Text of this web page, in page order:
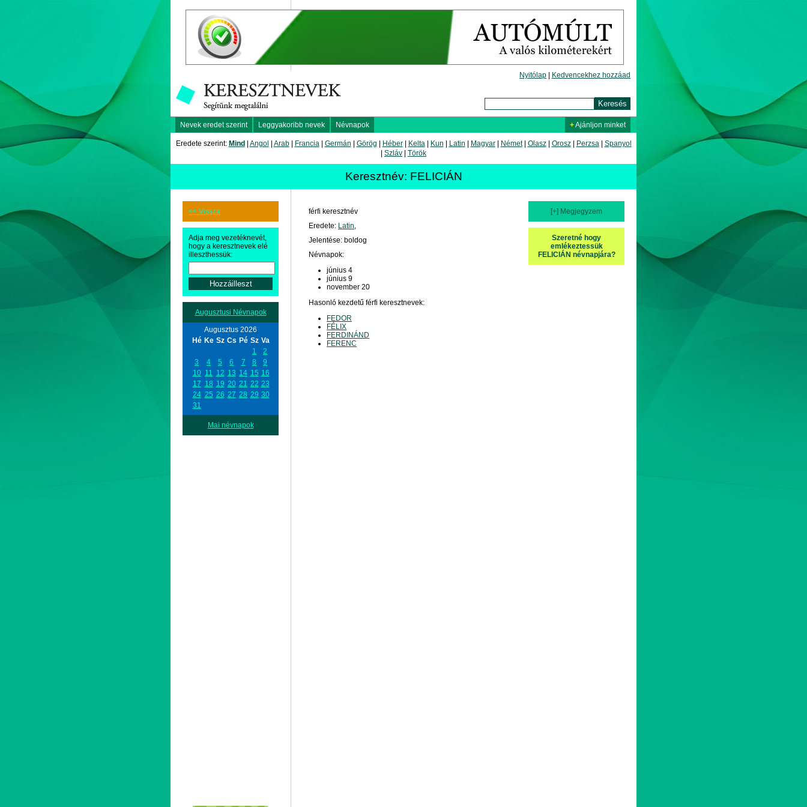
Nyitólap Kedvencekhez hozzáad
Nevek eredet szerint Leggyakoribb nevek Névnapok +Ajánljon minket
Eredete szerint: Mind Angol Arab| Francia| Germán Görög Héber| Kelta| Kun Latin Magyar| Német| Olasz| Orosz| Perzsa| Spanyol
Szláv Török
Keresztnév: FELICIÁN
<< Vissza
Adja meg vezetéknevét,
hogy a keresztnevek elé
illeszthessük:
Augusztusi Névnapok
Augusztus 2026
Hé Ke Sz Cs Pé Sz Va
1
2
3
4 5 6 7 8
9
10 11 12 13 14 15 16
17 18 19 20 21 22 23
24 25 26 27 28 29 30
31
Mai névnapok
[+] Megjegyzem
Szeretné hogy
emlékeztessük
FELICIÁN névnapjára?
férfi keresztnév
Eredete: Latin,
Jelentése: boldog
Névnapok:
június 4
június 9
november 20
Hasonló kezdetű férfi keresztnevek:
FEDOR
FÉLIX
FERDINÁND
FERENC